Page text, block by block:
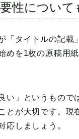
性について
「タイトルの記
めを1枚の原稿用
い」というもの
とが大切です。
応しましょう。